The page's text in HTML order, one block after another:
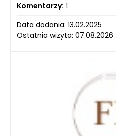
Komentarzy: 1
Data dodania: 13.02.2025
Ostatnia wizyta: 07.08.2026